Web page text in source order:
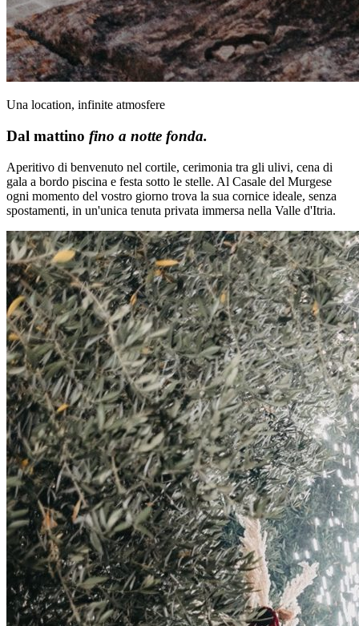
Una location, infinite atmosfere
Dal mattino fino a notte fonda.
Aperitivo di benvenuto nel cortile, cerimonia tra gli ulivi, cena di
gala a bordo piscina e festa sotto le stelle. Al Casale del Murgese
ogni momento del vostro giorno trova la sua cornice ideale, senza
spostamenti, in un'unica tenuta privata immersa nella Valle d'Itria.